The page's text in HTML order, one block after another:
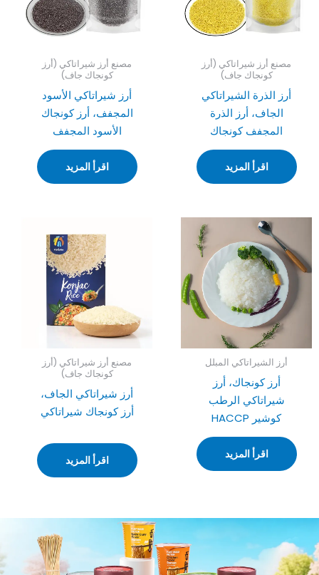
مصنع أرز شيراتاكي (أرز
كونجاك جاف)
أرز شيراتاكي الأسود
المجفف، أرز كونجاك
الأسود المجفف
اقرأ المزيد
مصنع أرز شيراتاكي (أرز
كونجاك جاف)
أرز الذرة الشيراتاكي
الجاف، أرز الذرة
المجفف كونجاك
اقرأ المزيد
مصنع أرز شيراتاكي (أرز
كونجاك جاف)
أرز شيراتاكي الجاف،
أرز كونجاك شيراتاكي
اقرأ المزيد
أرز الشيراتاكي المبلل
أرز كونجاك، أرز
شيراتاكي الرطب
HACCP كوشير
اقرأ المزيد